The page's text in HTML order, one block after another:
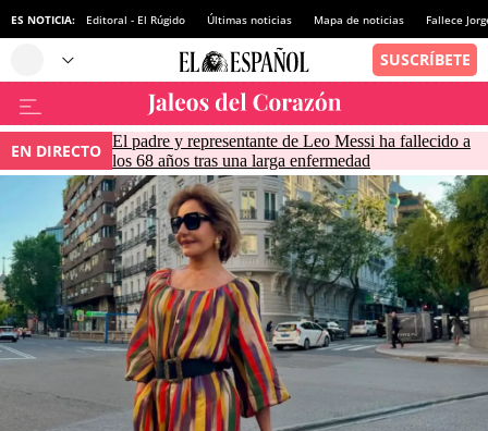
ES NOTICIA: Editoral - El Rúgido Últimas noticias Mapa de noticias Fallece
EN DIRECTO El padre y representante de Leo Messi ha fallecido a
los 68 años tras una larga enfermedad